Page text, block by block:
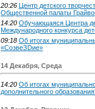
20:26
Центр детского
Общественной палаты
14:20 Обучающаяся Центра
Международного конкурса
09:18 Об итогах
«СозвеЗDие»
14 Декабря, Среда
14:20 Об итогах
дополнительного